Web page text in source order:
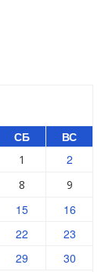
СБ ВС
1 2
8 9
15
16
22
23
29
30